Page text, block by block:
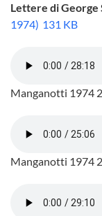
Lettere di George
1974) 131 KB
Manganotti 1974
Manganotti 1974